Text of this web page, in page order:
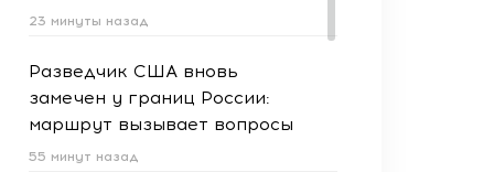
23 минуты назад
Разведчик США вновь
замечен у границ России:
маршрут вызывает вопросы
55 минут назад